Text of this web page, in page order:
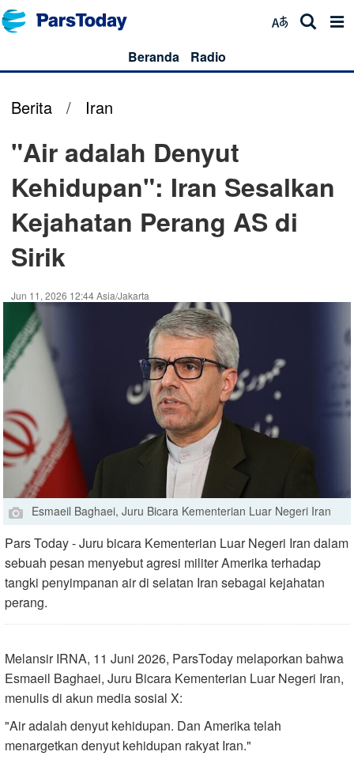
Beranda Radio
Berita / Iran
"Air adalah Denyut
Kehidupan": Iran Sesalkan
Kejahatan Perang AS di
Sirik
Jun 11, 2026 12:44 Asia/Jakarta
Esmaeil Baghaei, Juru Bicara Kementerian Luar Negeri Iran
Pars Today - Juru bicara Kementerian Luar Negeri Iran dalam
sebuah pesan menyebut agresi militer Amerika terhadap
tangki penyimpanan air di selatan Iran sebagai kejahatan
perang.
Melansir IRNA, 11 Juni 2026, ParsToday melaporkan bahwa
Esmaeil Baghaei, Juru Bicara Kementerian Luar Negeri Iran,
menulis di akun media sosial X:
"Air adalah denyut kehidupan. Dan Amerika telah
menargetkan denyut kehidupan rakyat Iran."